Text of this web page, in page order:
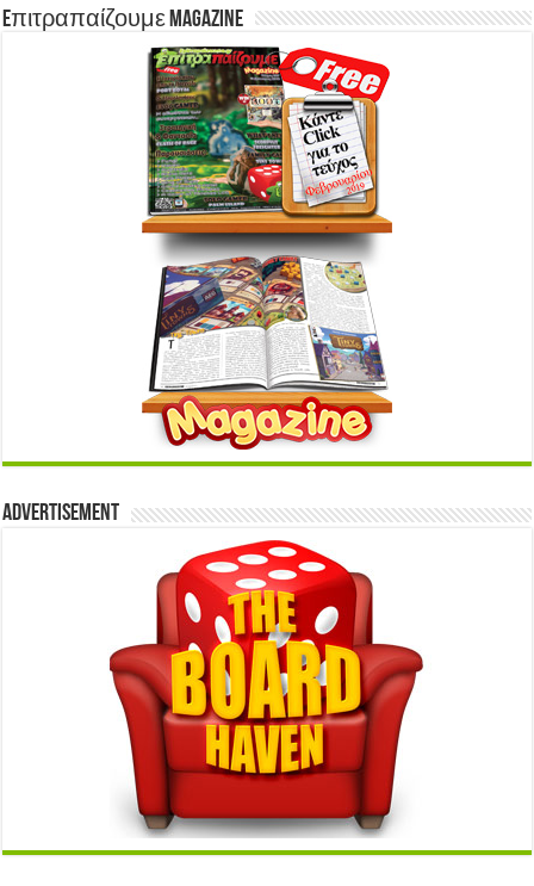
Eπιτραπαίζουμε Magazine
Advertisement